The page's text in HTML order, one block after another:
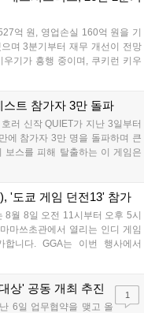
해 성장을 지원받을 수 있다....
억 원, 영업손실 160억 원을 기
며 3분기부터 재무 개선이 전망
기가 흥행 중이며, 쿠키런 키우
간격의 콘텐츠를 제공한다. 또한
통해 하반기 실적 턴어라운드
트 참가자 3만 돌파
러 신작 QUIET가 지난 3일부터
에 참가자 3만 명을 돌파하며 큰
보스를 피해 탈출하는 이 게임은
물리 법칙을 활용한 전략적 플레
에서 확인 가능합니다....
'도쿄 게임 던전13' 참가
8월 8일 오전 11시부터 오후 5시
마쓰초관에서 열리는 인디 게임
니다. GGA는 이번 행사에서
리즈의 미공개 작품 12종을 최초
으로 특별 굿즈를 증정하며, 인
상' 공동 개최 추진
6일 업무협약을 맺고 올
1